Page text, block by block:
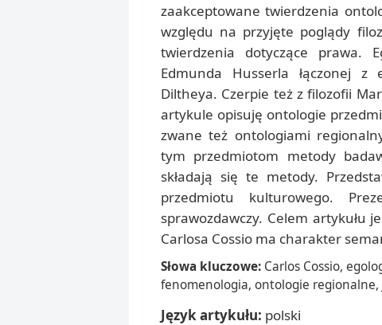
zaakceptowane twierdzenia
względu na przyjęte poglądy
twierdzenia dotyczące prawa.
Edmunda Husserla łączonej
Diltheya. Czerpie też z filozofii
artykule opisuję ontologie
zwane też ontologiami
tym przedmiotom metody
składają się te metody.
przedmiotu kulturowego.
sprawozdawczy. Celem artykułu
Carlosa Cossio ma charakter
Słowa kluczowe: Carlos Cossio,
fenomenologia, ontologie regionalne,
Język artykułu: polski